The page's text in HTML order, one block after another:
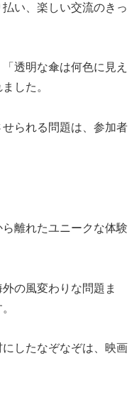
い、楽しい交流のきっ
透明な傘は何色に見え
した。
られる問題は、参加者
離れたユニークな体験
の風変わりな問題ま
したなぞなぞは、映画